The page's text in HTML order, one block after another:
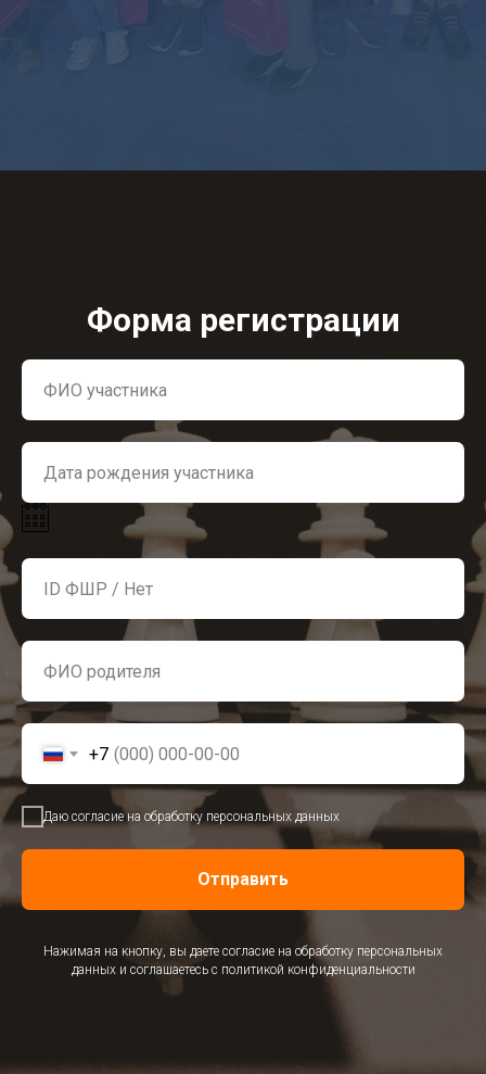
Форма регистрации
+7
Даю согласие на обработку персональных данных
Отправить
Нажимая на кнопку, вы даете согласие на обработку персональных
данных и соглашаетесь c политикой конфиденциальности